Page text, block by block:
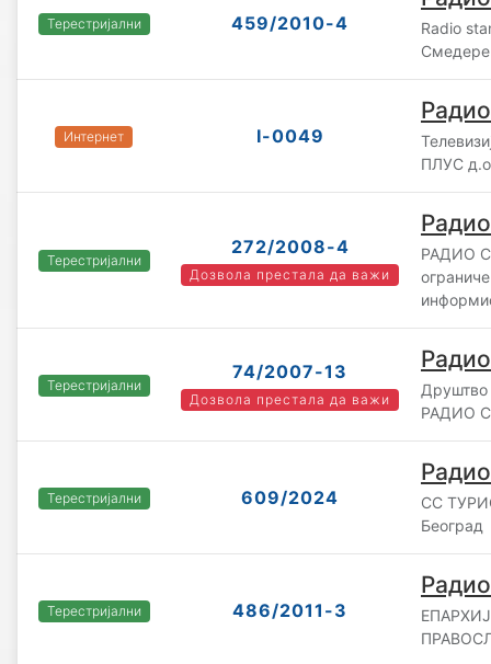
Терестријални 459/2010-4
Radio
Интернет I-0049
ПЛУС
Терестријални
272/2008-4
Дозвола престала да важи
РАДИО
Терестријални
74/2007-13
Дозвола престала да важи
Друштво
РАДИО
Терестријални 609/2024
СС
Београд
Терестријални 486/2011-3